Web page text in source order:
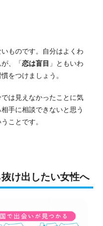
ものです。自分はよくわ
、「恋は盲目 」ともいわ
をつけましょう。
は見えなかったことに気
手に相談できないと思う
ことです。
け出したい女性へ